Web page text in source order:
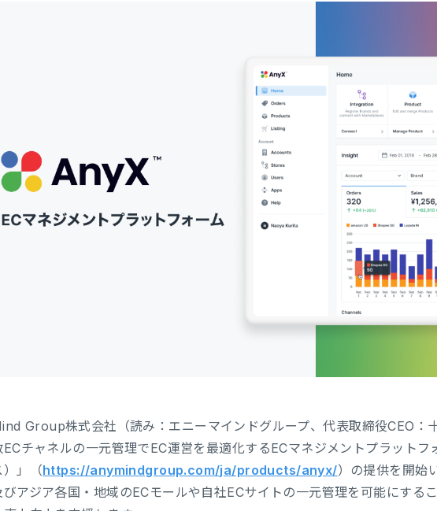
Group株式会社（読み：エニーマインドグループ、代表取締役CEO：
ECチャネルの一元管理でEC運営を最適化するECマネジメントプラット
）」（https://anymindgroup.com/ja/products/anyx/）の提供を開始
びアジア各国・地域のECモールや自社ECサイトの一元管理を可能にする